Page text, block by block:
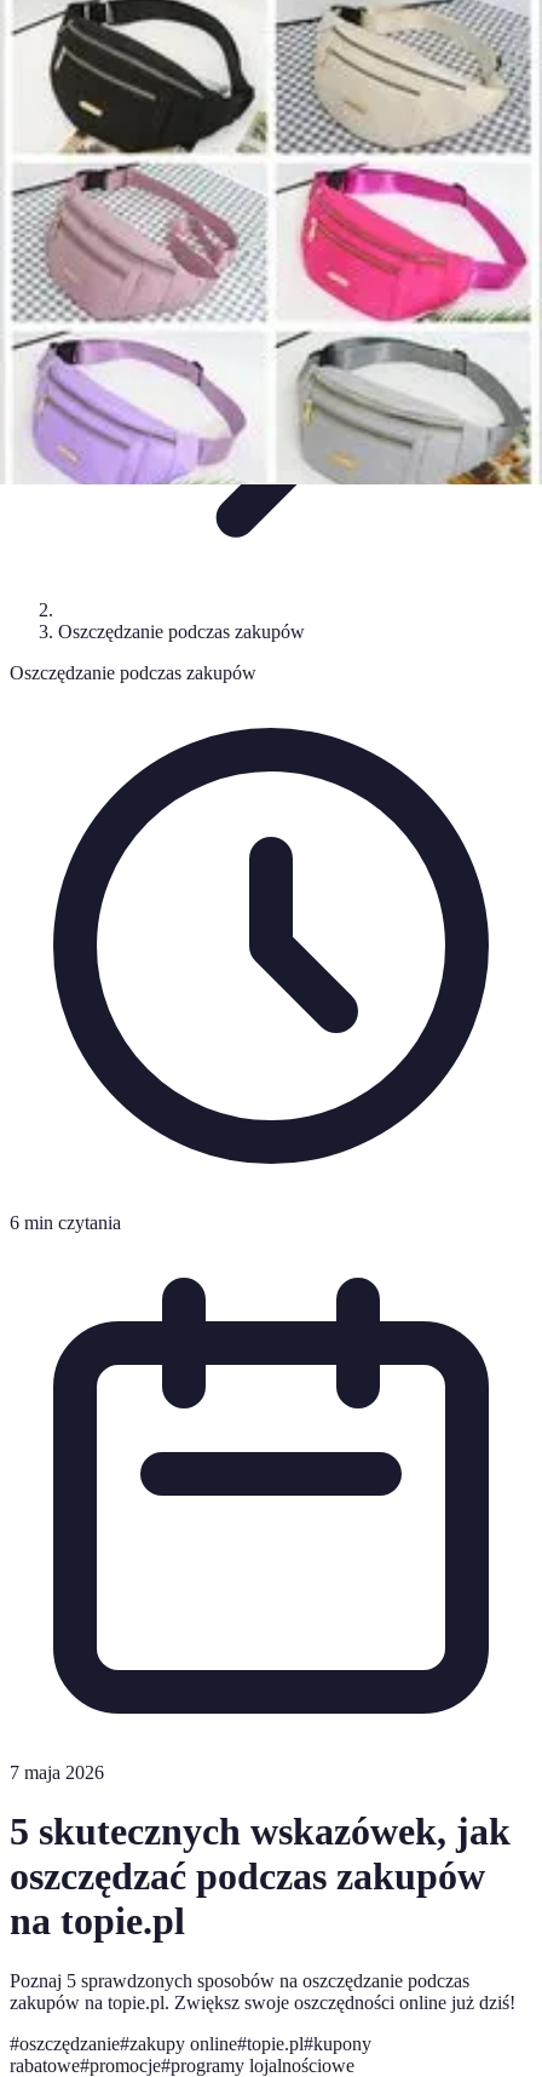
Zakupy Na Topie
OfertyPorady Zakupowe Porady zakupowePromocjeTrendy i
nowości
Zakupy Na Topie
Oszczędzanie podczas zakupów
Oszczędzanie podczas zakupów
6 min czytania
7 maja 2026
5 skutecznych wskazówek, jak
oszczędzać podczas zakupów
na topie.pl
Poznaj 5 sprawdzonych sposobów na oszczędzanie podczas
zakupów na topie.pl. Zwiększ swoje oszczędności online już dziś!
#oszczędzanie#zakupy online#topie.pl#kupony
rabatowe#promocje#programy lojalnościowe